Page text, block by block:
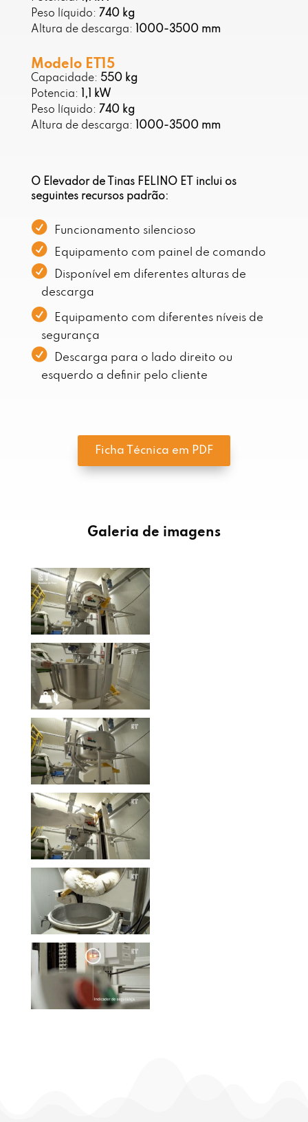
Peso líquido: 740 kg
Altura de descarga:
1000-3500 mm
Modelo ET15
Capacidade: 550 kg
Potencia:
1,1 kW
Peso líquido: 740 kg
Altura de descarga:
1000-3500 mm
O Elevador de Tinas FELINO ET inclui os
seguintes recursos padrão:
Funcionamento silencioso
Equipamento com painel de comando
Disponível em diferentes alturas de
descarga
Equipamento com diferentes níveis de
segurança
Descarga para o lado direito ou
esquerdo a definir pelo cliente
Ficha Técnica em PDF
Galeria de imagens